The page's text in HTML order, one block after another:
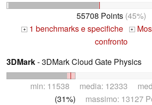
55708 Points (45%)
+ 1 benchmarks e specifiche +
confronto
3DMark- 3DMark Cloud Gate Physics
min: 11538 media: 12333
(31%) massimo: 13127